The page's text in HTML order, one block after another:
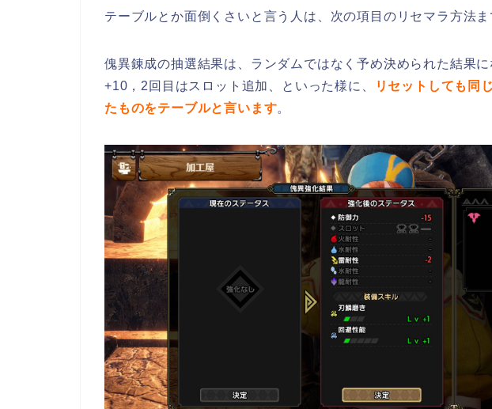
テーブルとか面倒くさいと言う人は、次の項目のリセマラ方法ま
傀異錬成の抽選結果は、ランダムではなく予め決められた結果
+10，2回目はスロット追加、といった様に、
リセットしても同
たものをテーブルと言います。